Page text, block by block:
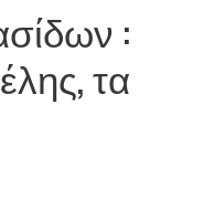
:
τα